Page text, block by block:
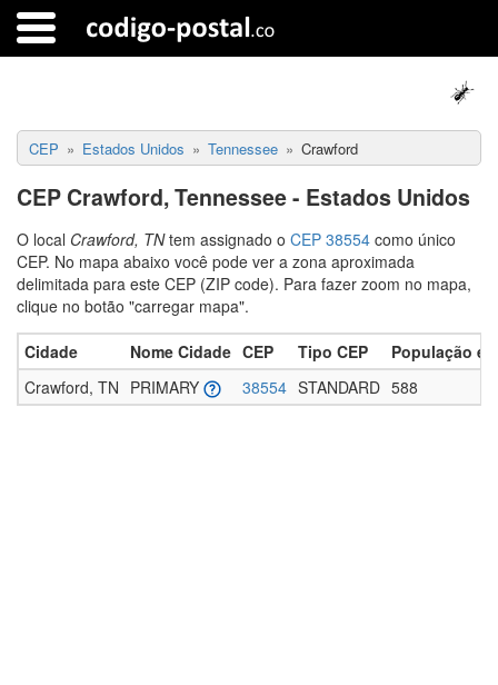
CEP Estados Unidos Tennessee Crawford
CEP Crawford, Tennessee - Estados Unidos
O local Crawford, TNtem assignado o CEP 38554 como único
CEP. No mapa abaixo você pode ver a zona aproximada
delimitada para este CEP (ZIP code). Para fazer zoom no mapa,
clique no botão "carregar mapa".
Cidade Nome Cidade CEP Tipo CEP
População
Crawford, TN PRIMARY 38554 STANDARD 588